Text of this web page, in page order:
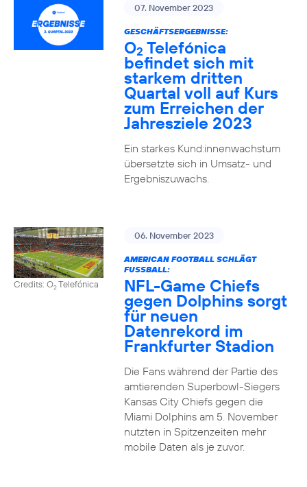
07. November 2023
GESCHÄFTSERGEBNISSE:
O2 Telefónica
befindet sich mit
starkem dritten
Quartal voll auf Kurs
zum Erreichen der
Jahresziele 2023
Ein starkes Kund:innenwachstum
übersetzte sich in Umsatz- und
Ergebniszuwachs.
Credits: O2Telefónica
06. November 2023
AMERICAN FOOTBALL SCHLÄGT
FUSSBALL:
NFL-Game Chiefs
gegen Dolphins sorgt
für neuen
Datenrekord im
Frankfurter Stadion
Die Fans während der Partie des
amtierenden Superbowl-Siegers
Kansas City Chiefs gegen die
Miami Dolphins am 5. November
nutzten in Spitzenzeiten mehr
mobile Daten als je zuvor.